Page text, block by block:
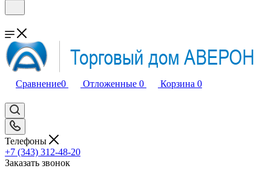
Сравнение0 Отложенные 0 Корзина 0
Телефоны
+7 (343) 312-48-20
Заказать звонок